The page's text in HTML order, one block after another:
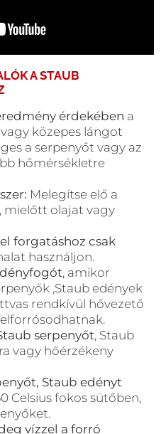
ASTAUB
érdekében a
közepes lángot
a serpenyőt vagy az
hőmérsékletre
Melegítse elő a
mielőtt olajat vagy
forgatáshoz csak
használjon.
, amikor
,Staub edények
rendkívül hővezető
serpenyőt, Staub
vagy hőérzékeny
Staub edényt
Celsius fokos sütőben,
vízzel a forró